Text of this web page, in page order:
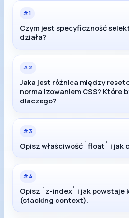
#1
Czym jest specyficzność
działa?
# 2
Jaka jest różnica między
normalizowaniem CSS? Które
dlaczego?
# 3
Opisz właściwość `float` i jak
# 4
Opisz `z-index` i jak powstaje
(stacking context).